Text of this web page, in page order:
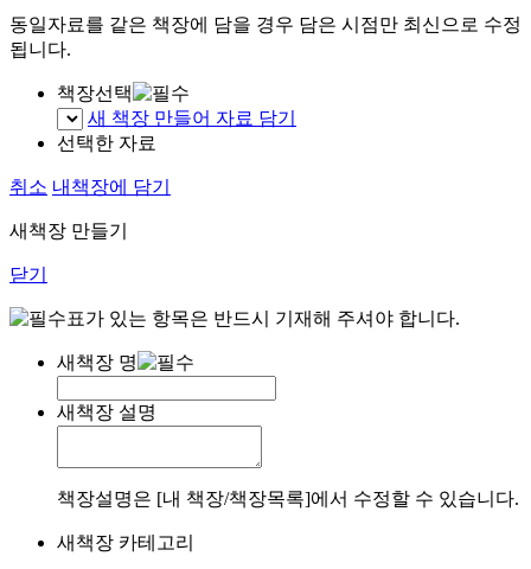
동일자료를 같은 책장에 담을 경우 담은 시점만 최신으로 수정
됩니다.
책장선택
새 책장 만들어 자료 담기
선택한 자료
취소 내책장에 담기
새책장 만들기
닫기
표가 있는 항목은 반드시 기재해 주셔야 합니다.
새책장 명
새책장 설명
책장설명은 [내 책장/책장목록]에서 수정할 수 있습니다.
새책장 카테고리